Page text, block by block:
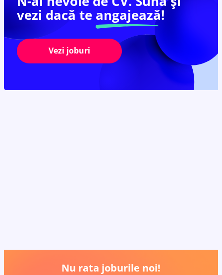
vezi dacă te angajează!
Vezi joburi
Nu rata joburile noi!